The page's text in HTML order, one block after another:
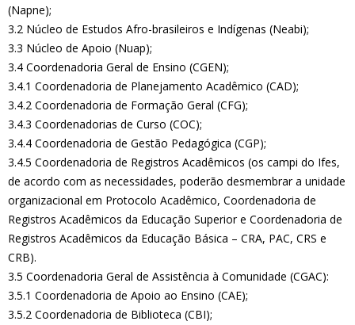
(Napne);
3.2 Núcleo de Estudos Afro-brasileiros e Indígenas (Neabi);
3.3 Núcleo de Apoio (Nuap);
3.4 Coordenadoria Geral de Ensino (CGEN);
3.4.1 Coordenadoria de Planejamento Acadêmico (CAD);
3.4.2 Coordenadoria de Formação Geral (CFG);
3.4.3 Coordenadorias de Curso (COC);
3.4.4 Coordenadoria de Gestão Pedagógica (CGP);
3.4.5 Coordenadoria de Registros Acadêmicos (os campi do Ifes,
de acordo com as necessidades, poderão desmembrar a unidade
organizacional em Protocolo Acadêmico, Coordenadoria de
Registros Acadêmicos da Educação Superior e Coordenadoria de
Registros Acadêmicos da Educação Básica – CRA, PAC, CRS e
CRB).
3.5 Coordenadoria Geral de Assistência à Comunidade (CGAC):
3.5.1 Coordenadoria de Apoio ao Ensino (CAE);
3.5.2 Coordenadoria de Biblioteca (CBI);